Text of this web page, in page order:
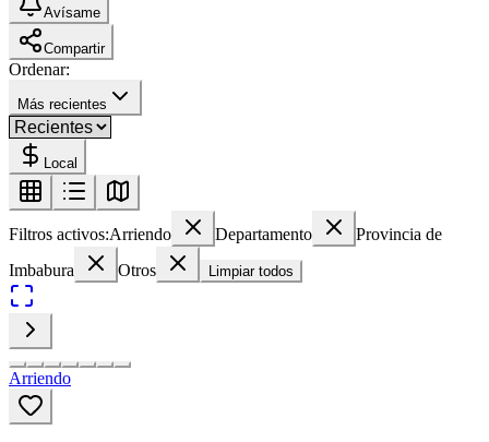
Avísame
Compartir
Ordenar:
Más recientes
Local
Filtros activos:Arriendo Departamento
Provincia de
Imbabura
Otros Limpiar todos
Arriendo